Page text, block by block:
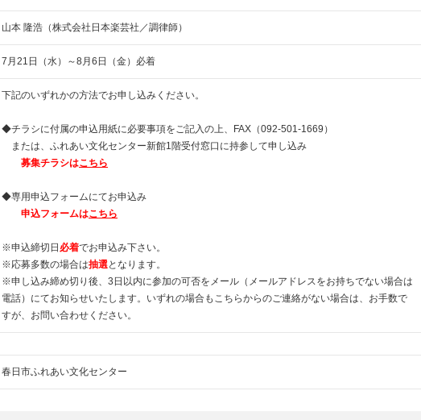
山本 隆浩（株式会社日本楽芸社／調律師）
7月21日（水）～8月6日（金）必着
下記のいずれかの方法でお申し込みください。
◆チラシに付属の申込用紙に必要事項をご記入の上、FAX（092-501-1669）
または、ふれあい文化センター新館1階受付窓口に持参して申し込み
募集チラシはこちら
◆専用申込フォームにてお申込み
申込フォームはこちら
※申込締切日 必着でお申込み下さい。
※応募多数の場合は抽選となります。
※申し込み締め切り後、3日以内に参加の可否をメール（メールアドレスをお持ちでない場合は
電話）にてお知らせいたします。いずれの場合もこちらからのご連絡がない場合は、お手数で
すが、お問い合わせください。
春日市ふれあい文化センター